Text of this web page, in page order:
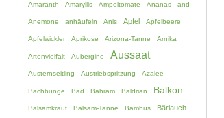
Amaranth Amaryllis Ampeltomate Ananas and
Anemone anhäufeln Anis Apfel Apfelbeere
Apfelwickler Aprikose Arizona-Tanne Arnika
Artenvielfalt Aubergine Aussaat
Austernseitling Austriebspritzung Azalee
Bachbunge Bad Bähram Baldrian Balkon
Balsamkraut Balsam-Tanne Bambus Bärlauch